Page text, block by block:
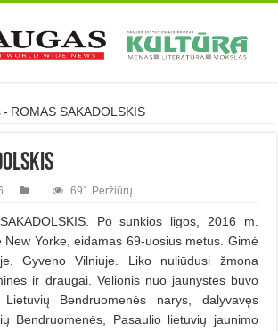
- ROMAS SAKADOLSKIS
691 Peržiūrų
Po sunkios ligos, 2016 m.
Yorke, eidamas 69-uosius metus. Gimė
Gyveno Vilniuje. Liko nuliūdusi žmona
ir draugai. Velionis nuo jaunystės buvo
Bendruomenės narys, dalyvavęs
Bendruomenės, Pasaulio lietuvių jaunimo